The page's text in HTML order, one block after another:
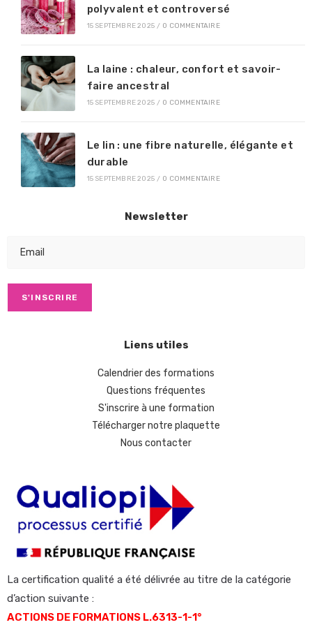
polyvalent et controversé
15 SEPTEMBRE 2025 / 0 COMMENTAIRE
La laine : chaleur, confort et savoir-
faire ancestral
15 SEPTEMBRE 2025 / 0 COMMENTAIRE
Le lin : une fibre naturelle, élégante et
durable
15 SEPTEMBRE 2025 / 0 COMMENTAIRE
Newsletter
Liens utiles
Calendrier des formations
Questions fréquentes
S'inscrire à une formation
Télécharger notre plaquette
Nous contacter
La certification qualité a été délivrée au titre de la catégorie
d’action suivante :
ACTIONS DE FORMATIONS L.6313-1-1°